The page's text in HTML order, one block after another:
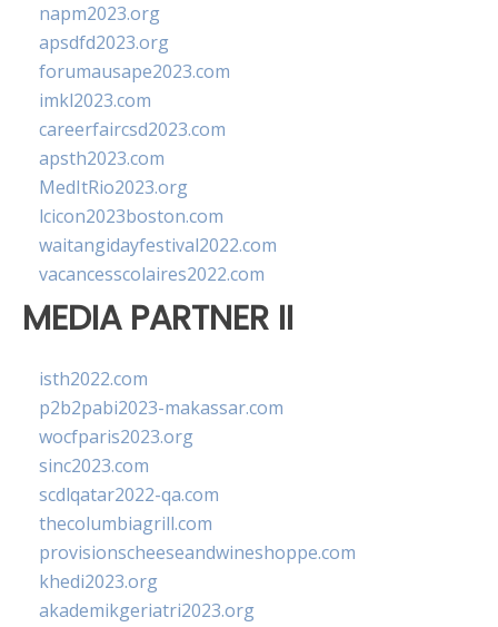
napm2023.org
apsdfd2023.org
forumausape2023.com
imkl2023.com
careerfaircsd2023.com
apsth2023.com
MedItRio2023.org
lcicon2023boston.com
waitangidayfestival2022.com
vacancesscolaires2022.com
MEDIA PARTNER II
isth2022.com
p2b2pabi2023-makassar.com
wocfparis2023.org
sinc2023.com
scdlqatar2022-qa.com
thecolumbiagrill.com
provisionscheeseandwineshoppe.com
khedi2023.org
akademikgeriatri2023.org